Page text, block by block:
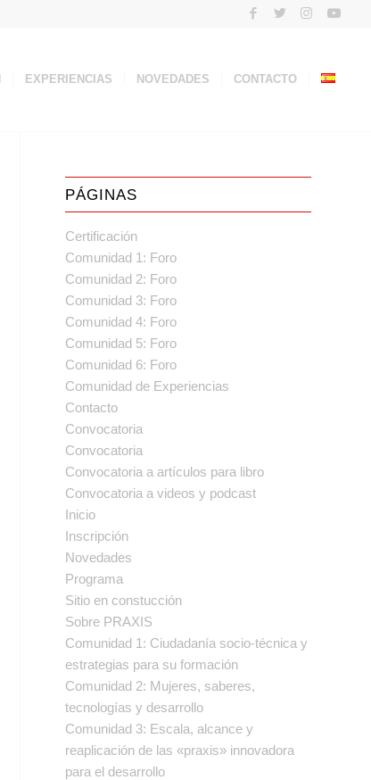
EXPERIENCIAS NOVEDADES CONTACTO
PÁGINAS
Certificación
Comunidad 1: Foro
Comunidad 2: Foro
Comunidad 3: Foro
Comunidad 4: Foro
Comunidad 5: Foro
Comunidad 6: Foro
Comunidad de Experiencias
Contacto
Convocatoria
Convocatoria
Convocatoria a artículos para libro
Convocatoria a videos y podcast
Inicio
Inscripción
Novedades
Programa
Sitio en constucción
Sobre PRAXIS
Comunidad 1: Ciudadanía socio-técnica y
estrategias para su formación
Comunidad 2: Mujeres, saberes,
tecnologías y desarrollo
Comunidad 3: Escala, alcance y
reaplicación de las «praxis» innovadora
para el desarrollo